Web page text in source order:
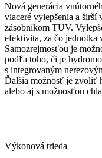
Nová generácia
viaceré vylepšenia a
zásobníkom TUV.
efektivita, za čo jednotka
Samozrejmosťou je
podľa toho, či je
s integrovaným
Ďalšia možnosť je zvoliť
alebo aj s možnosťou
Výkonová trieda